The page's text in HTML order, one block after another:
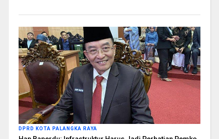
DPRD KOTA PALANGKA RAYA